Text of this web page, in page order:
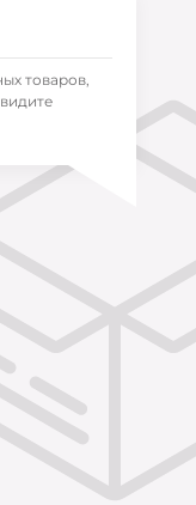
товаров,